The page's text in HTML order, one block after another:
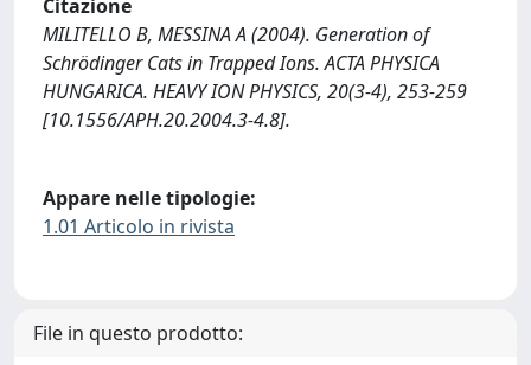
Citazione
MILITELLO B, MESSINA A (2004). Generation of
Schrödinger Cats in Trapped Ions. ACTA PHYSICA
HUNGARICA. HEAVY ION PHYSICS, 20(3-4), 253-259
[10.1556/APH.20.2004.3-4.8].
Appare nelle tipologie:
1.01 Articolo in rivista
File in questo prodotto: